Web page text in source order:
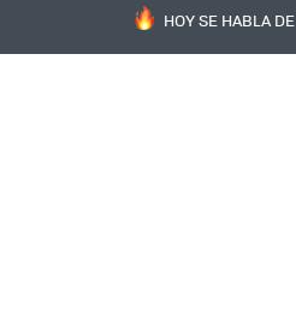
HOY SE HABLA DE